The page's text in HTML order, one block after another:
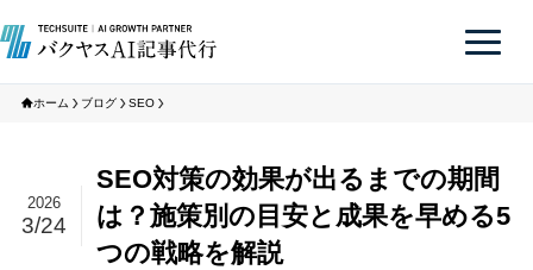
ホーム ブログ SEO
SEO対策の効果が出るまでの期間
は？施策別の目安と成果を早める5
つの戦略を解説
2026
3/24